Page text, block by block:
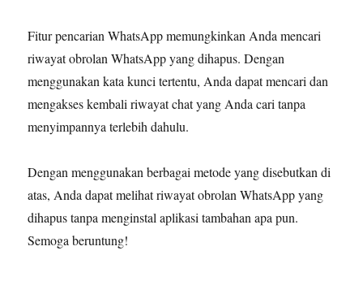
Fitur pencarian WhatsApp memungkinkan Anda mencari
riwayat obrolan WhatsApp yang dihapus. Dengan
menggunakan kata kunci tertentu, Anda dapat mencari dan
mengakses kembali riwayat chat yang Anda cari tanpa
menyimpannya terlebih dahulu.
Dengan menggunakan berbagai metode yang disebutkan di
atas, Anda dapat melihat riwayat obrolan WhatsApp yang
dihapus tanpa menginstal aplikasi tambahan apa pun.
Semoga beruntung!